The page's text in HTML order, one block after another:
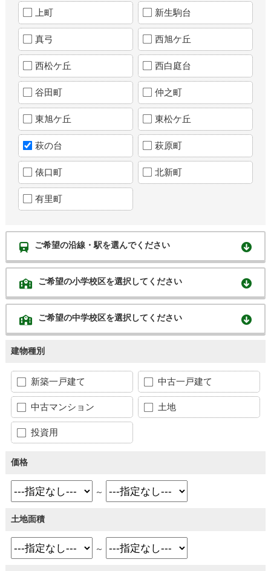
上町 新生駒台
真弓 西旭ケ丘
西松ケ丘 西白庭台
谷田町 仲之町
東旭ケ丘 東松ケ丘
萩の台 萩原町
俵口町 北新町
有里町
ご希望の沿線・駅を選んでください
ご希望の小学校区を選択してください
ご希望の中学校区を選択してください
建物種別
新築一戸建て 中古一戸建て
中古マンション 土地
投資用
価格
～
土地面積
～